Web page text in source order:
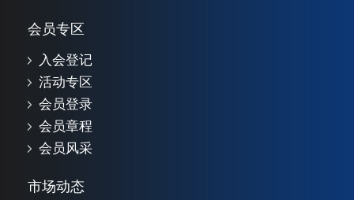
会员专区
入会登记
活动专区
会员登录
会员章程
会员风采
市场动态